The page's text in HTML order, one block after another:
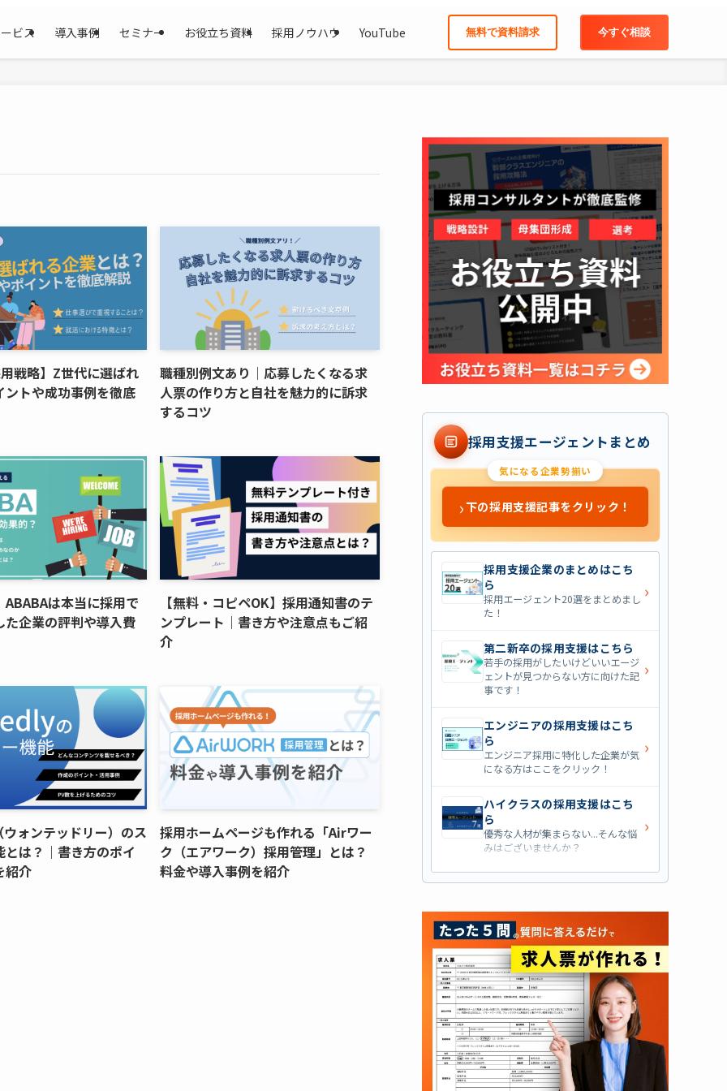
ビス 導入事例 セミナー お役立ち資料 採用ノウハウ YouTube 無料で資料請求 今すぐ相談
戦略】Z世代に選ばれ
ントや成功事例を徹底
職種別例文あり｜応募したくなる求
人票の作り方と自社を魅力的に訴求
するコツ
は本当に採用で
た企業の評判や導入費
【無料・コピペOK】採用通知書のテ
ンプレート｜書き方や注意点もご紹
介
ォンテッドリー）のス
は？｜書き方のポイ
紹介
採用ホームページも作れる「Airワー
ク（エアワーク）採用管理」とは？
料金や導入事例を紹介
採用支援エージェントまとめ
気になる企業勢揃い
›下の採用支援記事をクリック！
採用支援企業のまとめはこち
ら
採用エージェント20選をまとめまし
た！
›
第二新卒の採用支援はこちら
若手の採用がしたいけどいいエージ
ェントが見つからない方に向けた記
事です！
›
エンジニアの採用支援はこち
ら
エンジニア採用に特化した企業が気
になる方はここをクリック！
›
ハイクラスの採用支援はこち
ら
優秀な人材が集まらない...そんな悩
みはございませんか？
›
営業職の採用支援はこちら
した企業を七つ集めました！
外資系の採用支援はこちら
外資系企業の採用支援を行っている
会社はこちらから！
›